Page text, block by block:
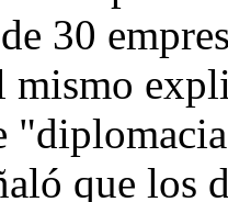
30
mismo
que los